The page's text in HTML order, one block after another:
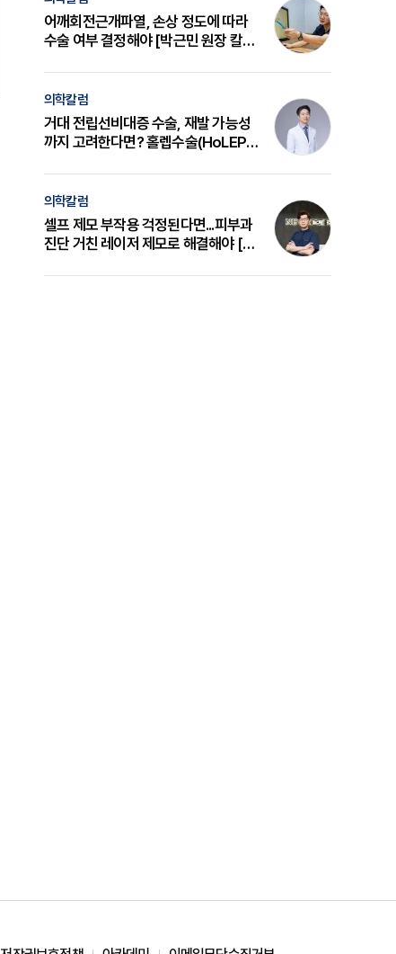
어깨회전근개파열, 손상 정도에 따라
수술 여부 결정해야 [박근민 원장 칼
의학칼럼
거대 전립선비대증 수술, 재발 가능성
까지 고려한다면? 홀렙수술(HoLEP)
의학칼럼
셀프 제모 부작용 걱정된다면...피부과
진단 거친 레이저 제모로 해결해야 [변